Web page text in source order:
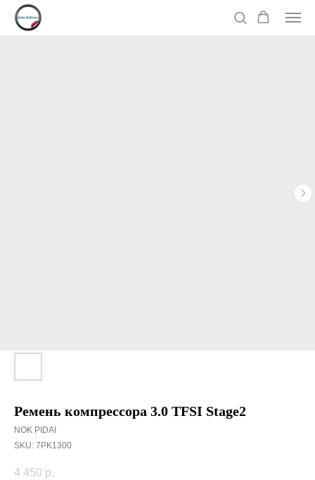
Ремень компрессора 3.0 TFSI Stage2
NOK PIDAI
SKU: 7PK1300
4 450 р.